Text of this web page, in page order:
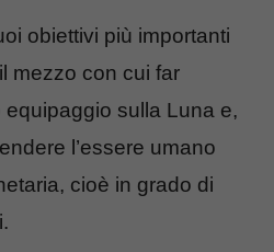
obiettivi più importanti
mezzo con cui far
equipaggio sulla Luna e,
l’essere umano
cioè in grado di